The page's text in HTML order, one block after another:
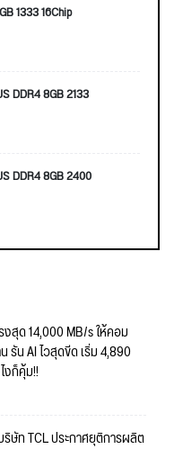
1333 16Chip
DDR4 8GB 2133
DDR4 8GB 2400
งสุด 14,000 MB/s ให้คอม
รัน AI ไวสุดขีด เริ่ม 4,890
ก็คุ้ม!!
ษัท TCL ประกาศยุติการผลิต